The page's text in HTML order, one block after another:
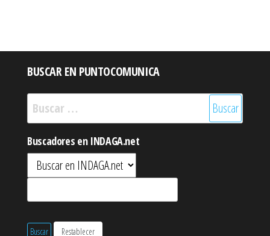
BUSCAR EN PUNTOCOMUNICA
Buscar:
Buscadores en INDAGA.net